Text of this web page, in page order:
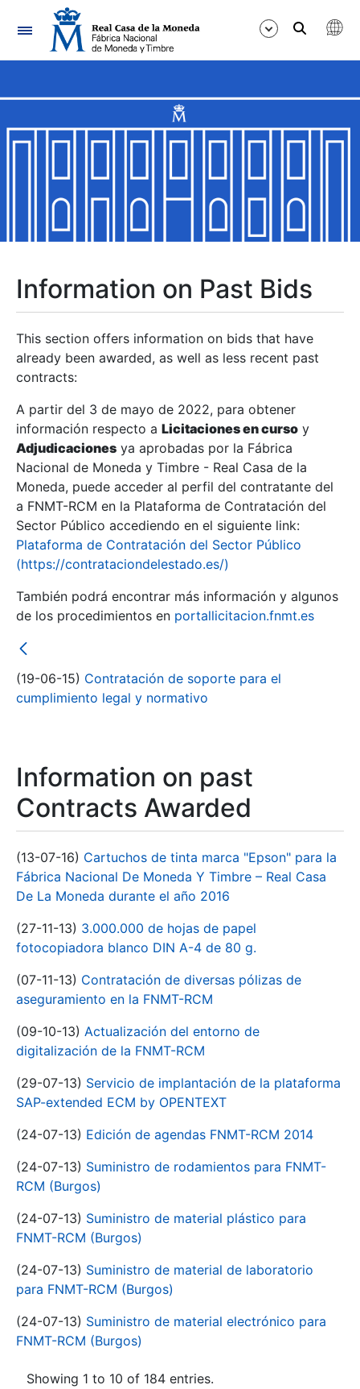
Navigation
Show/Hide
Show/Hide
Show/Hide
Show/Hide
Show/Hide
Show/Hide
Information on Past Bids
This section offers information on bids that have
already been awarded, as well as less recent past
contracts:
A partir del 3 de mayo de 2022, para obtener
información respecto a Licitaciones en curso y
Adjudicaciones ya aprobadas por la Fábrica
Nacional de Moneda y Timbre - Real Casa de la
Moneda, puede acceder al perfil del contratante del
a FNMT-RCM en la Plataforma de Contratación del
Sector Público accediendo en el siguiente link:
Plataforma de Contratación del Sector Público
(https://contrataciondelestado.es/)
También podrá encontrar más información y algunos
de los procedimientos en portallicitacion.fnmt.es
(19-06-15) Contratación de soporte para el
cumplimiento legal y normativo
Information on past
Contracts Awarded
(13-07-16) Cartuchos de tinta marca "Epson" para la
Fábrica Nacional De Moneda Y Timbre – Real Casa
De La Moneda durante el año 2016
(27-11-13) 3.000.000 de hojas de papel
fotocopiadora blanco DIN A-4 de 80 g.
(07-11-13) Contratación de diversas pólizas de
aseguramiento en la FNMT-RCM
(09-10-13) Actualización del entorno de
digitalización de la FNMT-RCM
(29-07-13) Servicio de implantación de la plataforma
SAP-extended ECM by OPENTEXT
(24-07-13) Edición de agendas FNMT-RCM 2014
(24-07-13) Suministro de rodamientos para FNMT-
RCM (Burgos)
(24-07-13) Suministro de material plástico para
FNMT-RCM (Burgos)
(24-07-13) Suministro de material de laboratorio
para FNMT-RCM (Burgos)
(24-07-13) Suministro de material electrónico para
FNMT-RCM (Burgos)
Showing 1 to 10 of 184 entries.